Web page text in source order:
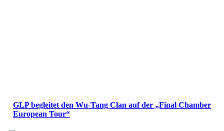
GLP begleitet den Wu-Tang Clan auf der „Final Chamber
European Tour“